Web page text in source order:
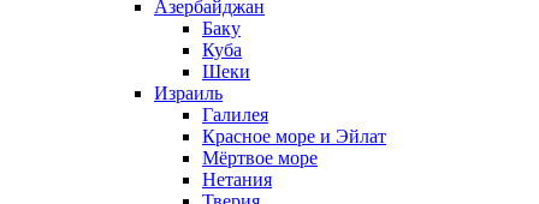
Азербайджан
Баку
Куба
Шеки
Израиль
Галилея
Красное море и Эйлат
Мёртвое море
Нетания